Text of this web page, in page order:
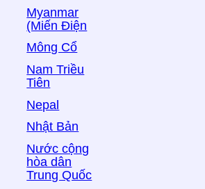
Myanmar
(Miến Điện
Mông Cổ
Nam Triều
Tiên
Nepal
Nhật Bản
Nước cộng
hòa dân
Trung Quốc